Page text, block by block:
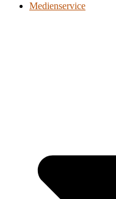
Medienservice